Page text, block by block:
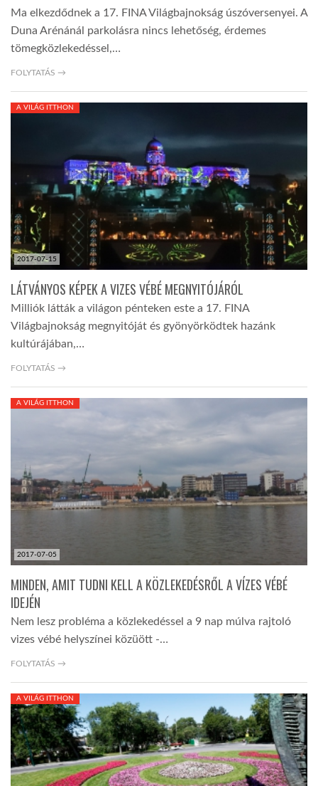
Ma elkezdődnek a 17. FINA Világbajnokság úszóversenyei. A
Duna Arénánál parkolásra nincs lehetőség, érdemes
tömegközlekedéssel,…
FOLYTATÁS →
2017-07-15
A VILÁG ITTHON
LÁTVÁNYOS KÉPEK A VIZES VÉBÉ MEGNYITÓJÁRÓL
Milliók látták a világon pénteken este a 17. FINA
Világbajnokság megnyitóját és gyönyörködtek hazánk
kultúrájában,…
FOLYTATÁS →
2017-07-05
A VILÁG ITTHON
MINDEN, AMIT TUDNI KELL A KÖZLEKEDÉSRŐL A VÍZES VÉBÉ
IDEJÉN
Nem lesz probléma a közlekedéssel a 9 nap múlva rajtoló
vizes vébé helyszínei közüött -…
FOLYTATÁS →
A VILÁG ITTHON